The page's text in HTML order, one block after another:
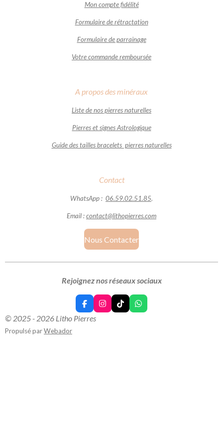
Mon compte fidélité
Formulaire de rétractation
Formulaire de parrainage
Votre commande remboursée
A propos des minéraux
Liste de nos pierres naturelles
Pierres et signes Astrologique
Guide des tailles bracelets pierres naturelles
Contact
WhatsApp : 06.59.02.51.85.
Email :contact@lithopierres.com
Nous Contacter
Rejoignez nos réseaux sociaux
F
a
c
I
n
T
i
W
h
© 2025 - 2026 Litho Pierres
Propulsé parWebador